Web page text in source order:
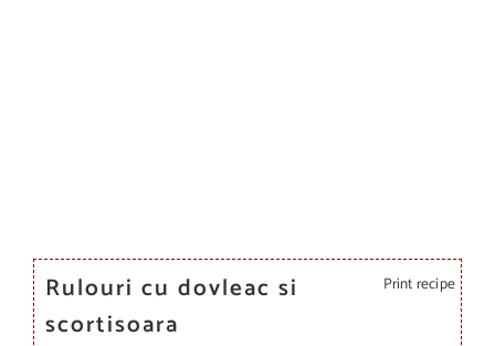
Rulouri cu dovleac si
scortisoara
Print recipe